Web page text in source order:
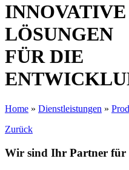
INNOVATIVE
LÖSUNGEN
FÜR DIE
Home » Dienstleistungen »
Zurück
Wir sind Ihr Partner für